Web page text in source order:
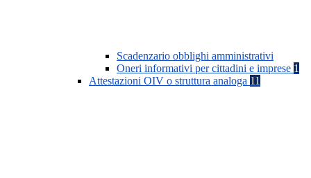
Scadenzario obblighi amministrativi
Oneri informativi per cittadini e imprese 1
Attestazioni OIV o struttura analoga 11